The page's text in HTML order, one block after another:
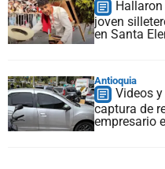
joven
en Santa
Antioquia
Videos
captura de
empresario